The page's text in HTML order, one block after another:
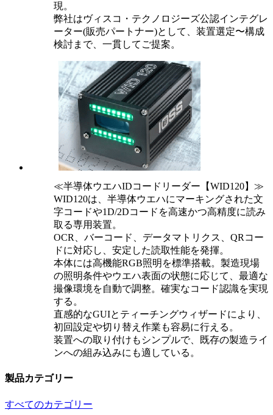
現。
弊社はヴィスコ・テクノロジーズ公認インテグレ
ーター(販売パートナー)として、装置選定〜構成
検討まで、一貫してご提案。
≪半導体ウエハIDコードリーダー【WID120】≫
WID120は、半導体ウエハにマーキングされた文
字コードや1D/2Dコードを高速かつ高精度に読み
取る専用装置。
OCR、バーコード、データマトリクス、QRコー
ドに対応し、安定した読取性能を発揮。
本体には高機能RGB照明を標準搭載。製造現場
の照明条件やウエハ表面の状態に応じて、最適な
撮像環境を自動で調整。確実なコード認識を実現
する。
直感的なGUIとティーチングウィザードにより、
初回設定や切り替え作業も容易に行える。
装置への取り付けもシンプルで、既存の製造ライ
ンへの組み込みにも適している。
製品カテゴリー
すべてのカテゴリー